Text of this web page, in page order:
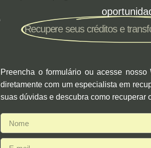
Recupere seus créditos e
Preencha o formulário ou acesse
diretamente com um especialista em
suas dúvidas e descubra como recuperar